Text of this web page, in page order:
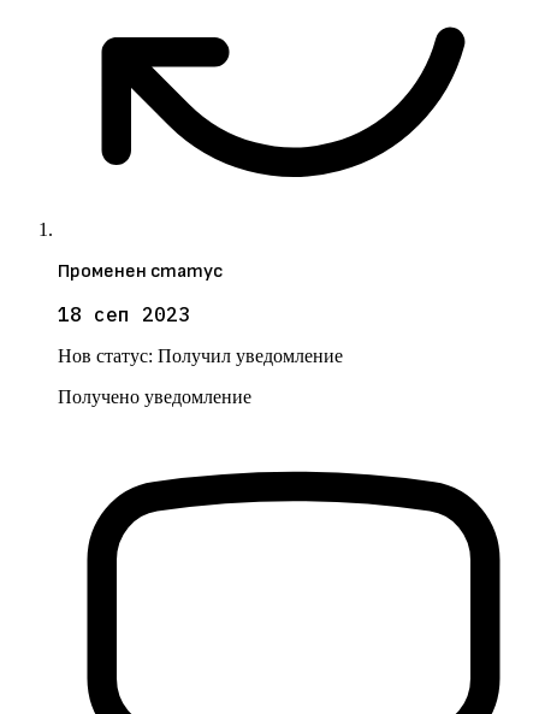
Променен статус
18 сеп 2023
Нов статус: Получил уведомление
Получено уведомление